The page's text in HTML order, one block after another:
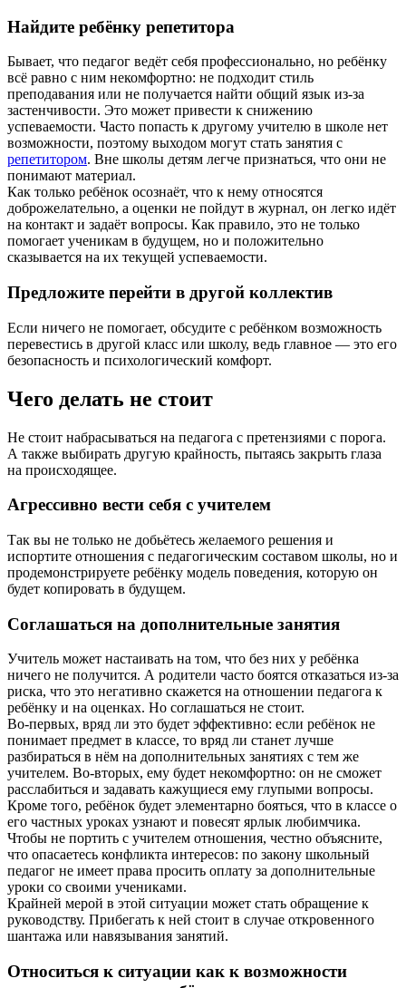
Найдите ребёнку репетитора
Бывает, что педагог ведёт себя профессионально, но ребёнку
всё равно с ним некомфортно: не подходит стиль
преподавания или не получается найти общий язык из‑за
застенчивости. Это может привести к снижению
успеваемости. Часто попасть к другому учителю в школе нет
возможности, поэтому выходом могут стать занятия с
репетитором. Вне школы детям легче признаться, что они не
понимают материал.
Как только ребёнок осознаёт, что к нему относятся
доброжелательно, а оценки не пойдут в журнал, он легко идёт
на контакт и задаёт вопросы. Как правило, это не только
помогает ученикам в будущем, но и положительно
сказывается на их текущей успеваемости.
Предложите перейти в другой коллектив
Если ничего не помогает, обсудите с ребёнком возможность
перевестись в другой класс или школу, ведь главное — это его
безопасность и психологический комфорт.
Чего делать не стоит
Не стоит набрасываться на педагога с претензиями с порога.
А также выбирать другую крайность, пытаясь закрыть глаза
на происходящее.
Агрессивно вести себя с учителем
Так вы не только не добьётесь желаемого решения и
испортите отношения с педагогическим составом школы, но и
продемонстрируете ребёнку модель поведения, которую он
будет копировать в будущем.
Соглашаться на дополнительные занятия
Учитель может настаивать на том, что без них у ребёнка
ничего не получится. А родители часто боятся отказаться из‑за
риска, что это негативно скажется на отношении педагога к
ребёнку и на оценках. Но соглашаться не стоит.
Во‑первых, вряд ли это будет эффективно: если ребёнок не
понимает предмет в классе, то вряд ли станет лучше
разбираться в нём на дополнительных занятиях с тем же
учителем. Во‑вторых, ему будет некомфортно: он не сможет
расслабиться и задавать кажущиеся ему глупыми вопросы.
Кроме того, ребёнок будет элементарно бояться, что в классе о
его частных уроках узнают и повесят ярлык любимчика.
Чтобы не портить с учителем отношения, честно объясните,
что опасаетесь конфликта интересов: по закону школьный
педагог не имеет права просить оплату за дополнительные
уроки со своими учениками.
Крайней мерой в этой ситуации может стать обращение к
руководству. Прибегать к ней стоит в случае откровенного
шантажа или навязывания занятий.
Относиться к ситуации как к возможности